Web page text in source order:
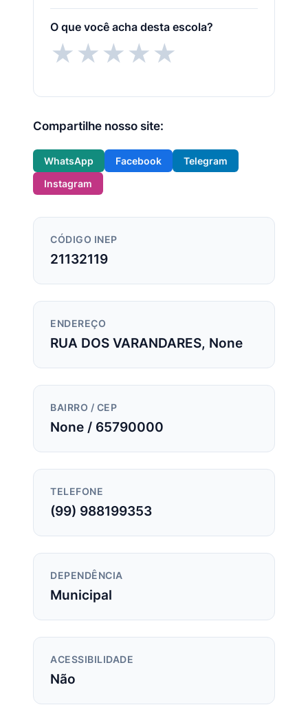
O que você acha desta escola?
★★★★★
Compartilhe nosso site:
WhatsApp Facebook
Telegram
Instagram
CÓDIGO INEP
21132119
ENDEREÇO
RUA DOS VARANDARES, None
BAIRRO / CEP
None / 65790000
TELEFONE
(99) 988199353
DEPENDÊNCIA
Municipal
ACESSIBILIDADE
Não